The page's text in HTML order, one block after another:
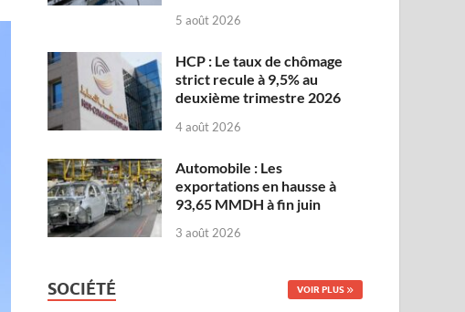
5 août 2026
HCP : Le taux de chômage
strict recule à 9,5% au
deuxième trimestre 2026
4 août 2026
Automobile : Les
exportations en hausse à
93,65 MMDH à fin juin
3 août 2026
SOCIÉTÉ VOIR PLUS